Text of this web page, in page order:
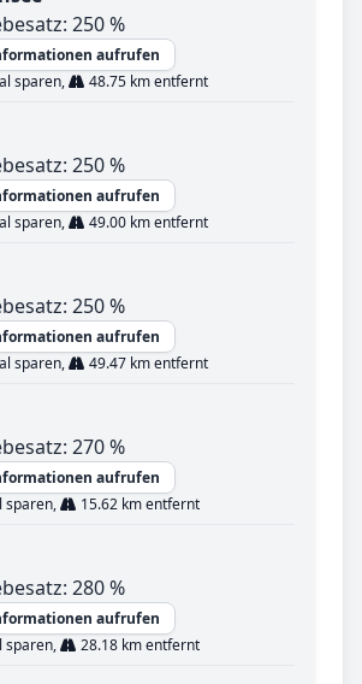
250 %
aufrufen
sparen,
48.75 km entfernt
250 %
aufrufen
sparen,
49.00 km entfernt
250 %
aufrufen
sparen,
49.47 km entfernt
270 %
aufrufen
sparen,
15.62 km entfernt
280 %
aufrufen
sparen,
28.18 km entfernt